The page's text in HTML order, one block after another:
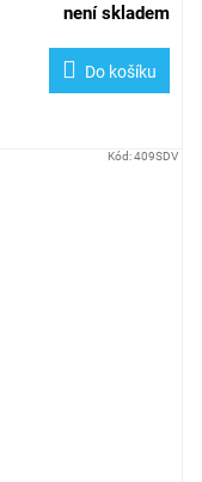
není skladem
Do košíku
Kód:409SDV